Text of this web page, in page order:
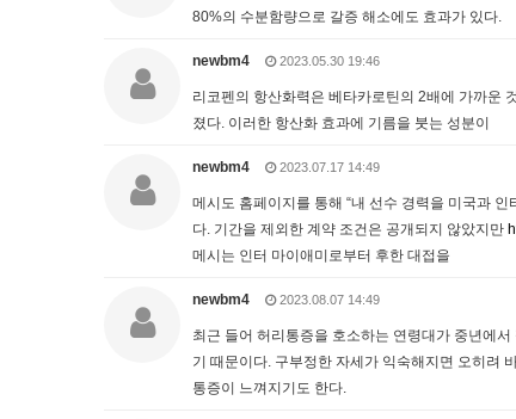
80%의 수분함량으로 갈증 해소에도 효과가 있다.
newbm4 2023.05.30 19:46
리코펜의 항산화력은 베타카로틴의 2배에 가까운
졌다. 이러한 항산화 효과에 기름을 붓는 성분이
newbm4 2023.07.17 14:49
메시도 홈페이지를 통해 “내 선수 경력을 미국과
다. 기간을 제외한 계약 조건은 공개되지 않았지만
메시는 인터 마이애미로부터 후한 대접을
newbm4 2023.08.07 14:49
최근 들어 허리통증을 호소하는 연령대가 중년에
기 때문이다. 구부정한 자세가 익숙해지면 오히려
통증이 느껴지기도 한다.